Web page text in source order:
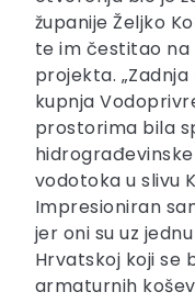
županije Željko
te im čestitao na
projekta.
kupnja
prostorima bila
vodotoka u slivu
Impresioniran
jer oni su uz
Hrvatskoj koji se
armaturnih